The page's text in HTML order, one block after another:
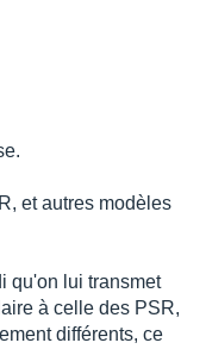
et autres modèles
qu'on lui transmet
à celle des PSR,
différents, ce